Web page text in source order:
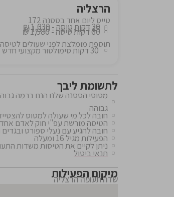
הרצליה
טייס ליום אחד בססנה 172
30 דקות טיסה - 1,030 ₪
45 דקות טיסה - 1,330 ₪
60 דקות טיסה - 1,580 ₪
תוספת מומלצת לפני שעולים
30 דקות סימולטור מקצועי חדש - 430 ₪
לתשומת ליבך
מטוסי הססנה שלנו הנם ברמה
גבוהה
חובה לכל מי שעולה למטוס
הטיסה מורשת עפ"י חוק לאדם
חובה להגיע עם נעלי ספורט ובגדים
הפעילות מגיל 16 ומעלה
ניתן לקיים את הטיסות משדות
תנאי ביטול
מיקום הפעילות
שדה תעופה הרצליה